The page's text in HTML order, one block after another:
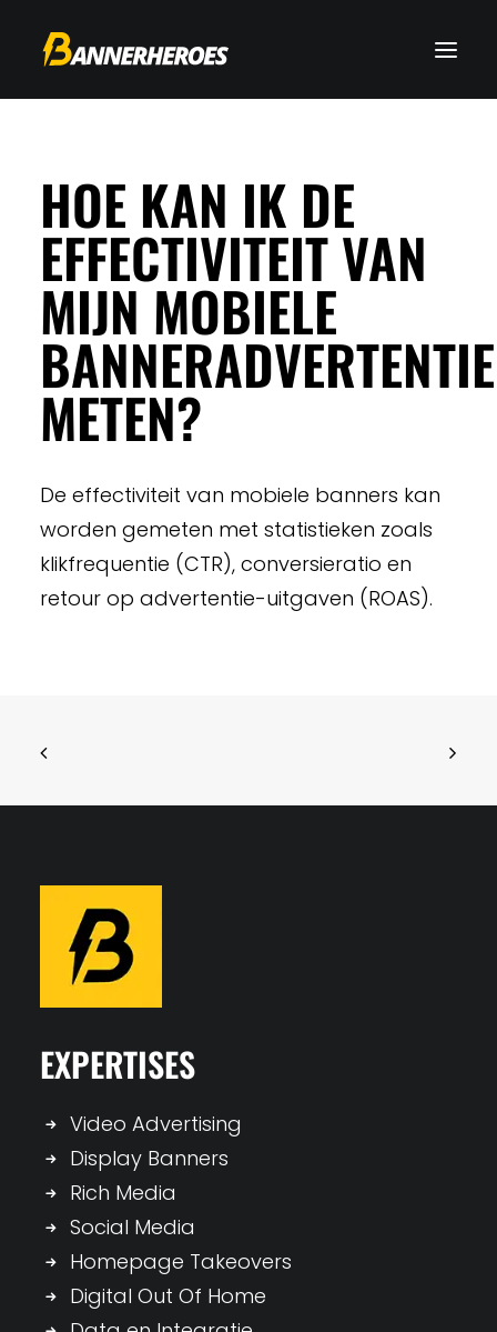
HOE KAN IK DE
EFFECTIVITEIT VAN
MIJN MOBIELE
METEN?
De effectiviteit van mobiele banners kan
worden gemeten met statistieken zoals
klikfrequentie (CTR), conversieratio en
retour op advertentie-uitgaven (ROAS).
EXPERTISES
Video Advertising
Display Banners
Rich Media
Social Media
Homepage Takeovers
Digital Out Of Home